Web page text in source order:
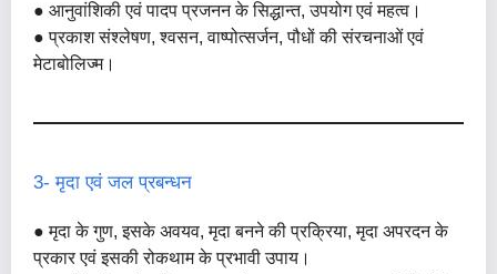
● आनुवांशिकी एवं पादप प्रजनन के सिद्धान्त, उपयोग एवं महत्व।
● प्रकाश संश्लेषण, श्वसन, वाष्पोत्सर्जन, पौधों की संरचनाओं एवं
मेटाबोलिज्म।
3- मृदा एवं जल प्रबन्धन
● मृदा के गुण, इसके अवयव, मृदा बनने की प्रक्रिया, मृदा अपरदन के
प्रकार एवं इसकी रोकथाम के प्रभावी उपाय।